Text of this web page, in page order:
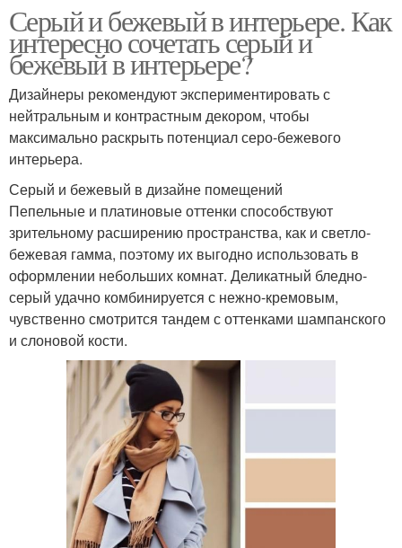
Серый и бежевый в интерьере. Как
интересно сочетать серый и
бежевый в интерьере?
Дизайнеры рекомендуют экспериментировать с
нейтральным и контрастным декором, чтобы
максимально раскрыть потенциал серо-бежевого
интерьера.
Серый и бежевый в дизайне помещений
Пепельные и платиновые оттенки способствуют
зрительному расширению пространства, как и светло-
бежевая гамма, поэтому их выгодно использовать в
оформлении небольших комнат. Деликатный бледно-
серый удачно комбинируется с нежно-кремовым,
чувственно смотрится тандем с оттенками шампанского
и слоновой кости.